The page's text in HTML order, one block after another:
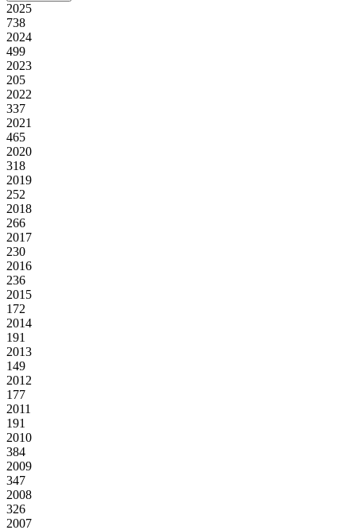
2025
738
2024
499
2023
205
2022
337
2021
465
2020
318
2019
252
2018
266
2017
230
2016
236
2015
172
2014
191
2013
149
2012
177
2011
191
2010
384
2009
347
2008
326
2007